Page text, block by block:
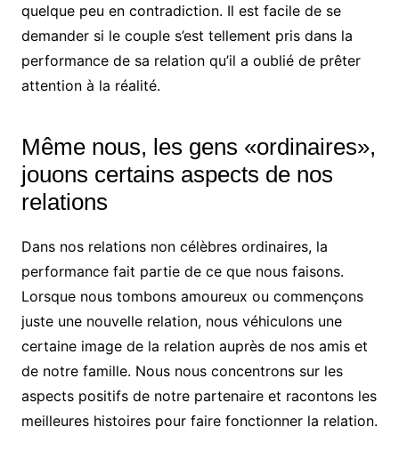
quelque peu en contradiction. Il est facile de se
demander si le couple s’est tellement pris dans la
performance de sa relation qu’il a oublié de prêter
attention à la réalité.
Même nous, les gens «ordinaires»,
jouons certains aspects de nos
relations
Dans nos relations non célèbres ordinaires, la
performance fait partie de ce que nous faisons.
Lorsque nous tombons amoureux ou commençons
juste une nouvelle relation, nous véhiculons une
certaine image de la relation auprès de nos amis et
de notre famille. Nous nous concentrons sur les
aspects positifs de notre partenaire et racontons les
meilleures histoires pour faire fonctionner la relation.